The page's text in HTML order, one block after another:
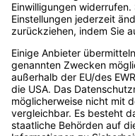
wie für alle, die es werden
wollen. Made by
OnlineMarketing.de
Tipp:Trackboxxist die
perfekte Google Analytics
Alternative